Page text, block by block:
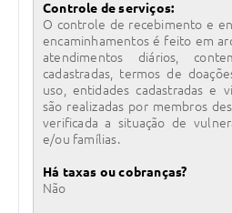
Controle de serviços:
O controle de recebimento e
encaminhamentos é feito em
atendimentos diários,
cadastradas, termos de
uso, entidades cadastradas e
são realizadas por membros
verificada a situação de
e/ou famílias.
Há taxas ou cobranças?
Não